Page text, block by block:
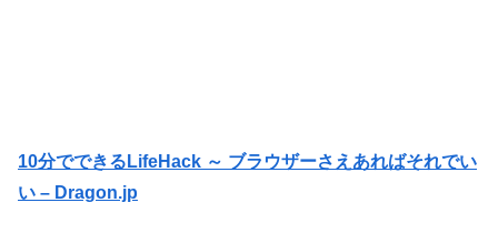
10分でできるLifeHack ～ ブラウザーさえあればそれでい
い – Dragon.jp